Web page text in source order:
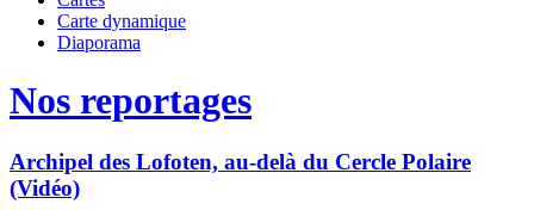
Carte dynamique
Diaporama
Nos reportages
Archipel des Lofoten, au-delà du Cercle Polaire
(Vidéo)